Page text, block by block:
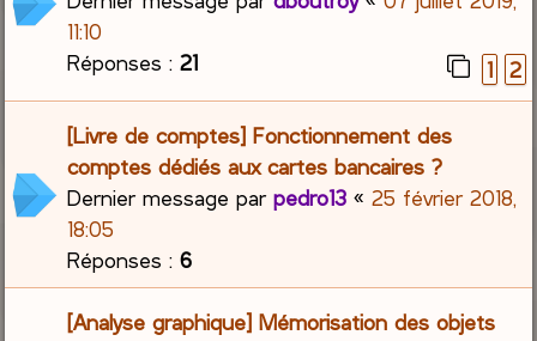
11:10
Réponses :21 1 2
[Livre de comptes] Fonctionnement des
comptes dédiés aux cartes bancaires ?
Dernier message parpedro13 «25 février 2018,
18:05
Réponses :6
[Analyse graphique] Mémorisation des objets